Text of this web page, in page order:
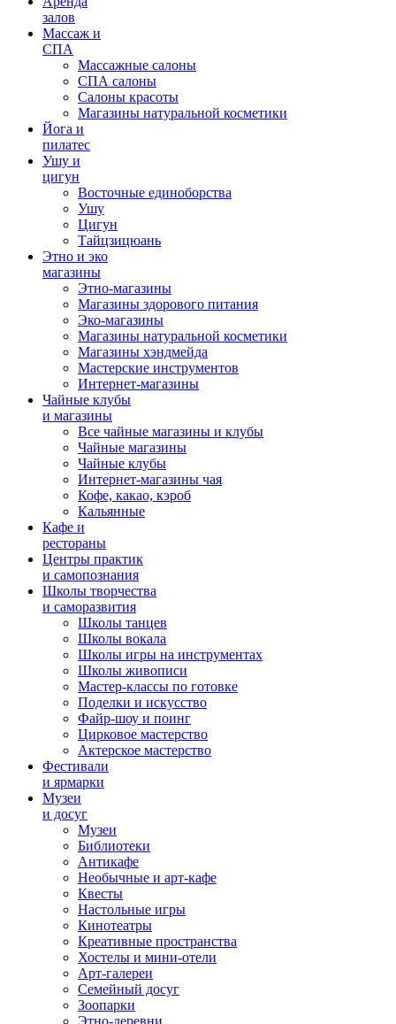
залов
Массаж и
СПА
Массажные салоны
СПА салоны
Салоны красоты
Магазины натуральной косметики
Йога и
пилатес
Ушу и
цигун
Восточные единоборства
Ушу
Цигун
Тайцзицюань
Этно и эко
магазины
Этно-магазины
Магазины здорового питания
Эко-магазины
Магазины натуральной косметики
Магазины хэндмейда
Мастерские инструментов
Интернет-магазины
Чайные клубы
и магазины
Все чайные магазины и клубы
Чайные магазины
Чайные клубы
Интернет-магазины чая
Кофе, какао, кэроб
Кальянные
Кафе и
рестораны
Центры практик
и самопознания
Школы творчества
и саморазвития
Школы танцев
Школы вокала
Школы игры на инструментах
Школы живописи
Мастер-классы по готовке
Поделки и искусство
Файр-шоу и поинг
Цирковое мастерство
Актерское мастерство
Фестивали
и ярмарки
Музеи
и досуг
Музеи
Библиотеки
Антикафе
Необычные и арт-кафе
Квесты
Настольные игры
Кинотеатры
Креативные пространства
Хостелы и мини-отели
Арт-галереи
Семейный досуг
Зоопарки
Этно-деревни